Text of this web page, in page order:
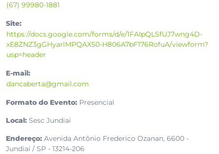
(67) 99980-1881
Site:
https://docs.google.com/forms/d/e/1FAIpQLSfUJ7wng4D-
xE8ZNZ3gGHyarlMPQAX50-H806A7bF176RofuA/viewform?
usp=header
E-mail:
dancaberta@gmail.com
Formato do Evento: Presencial
Local: Sesc Jundiai
Endereço: Avenida Antônio Frederico Ozanan, 6600 -
Jundiaí / SP - 13214-206